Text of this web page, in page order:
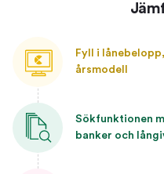
Fyll i
årsmodell
Sökfunktionen
banker och